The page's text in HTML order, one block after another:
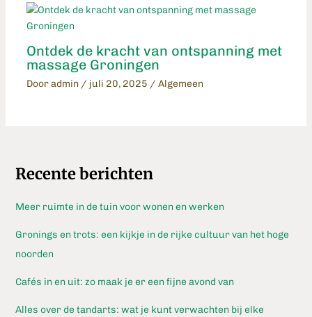
Ontdek de kracht van ontspanning met
massage Groningen
Door admin / juli 20, 2025 / Algemeen
Recente berichten
Meer ruimte in de tuin voor wonen en werken
Gronings en trots: een kijkje in de rijke cultuur van het hoge
noorden
Cafés in en uit: zo maak je er een fijne avond van
Alles over de tandarts: wat je kunt verwachten bij elke